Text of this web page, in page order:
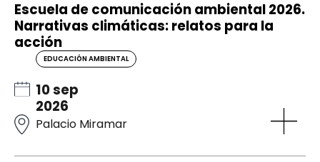
Escuela de comunicación ambiental 2026.
Narrativas climáticas: relatos para la
acción
EDUCACIÓN AMBIENTAL
10 sep
2026
Palacio Miramar